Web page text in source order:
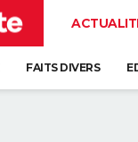
FAITS DIVERS